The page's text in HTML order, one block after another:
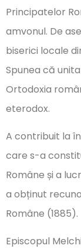
Principatelor
amvonul. De
biserici locale
Spunea că
Ortodoxia
eterodox.
A contribuit la
care s-a
Române și a
a obținut
Române (1885).
Episcopul